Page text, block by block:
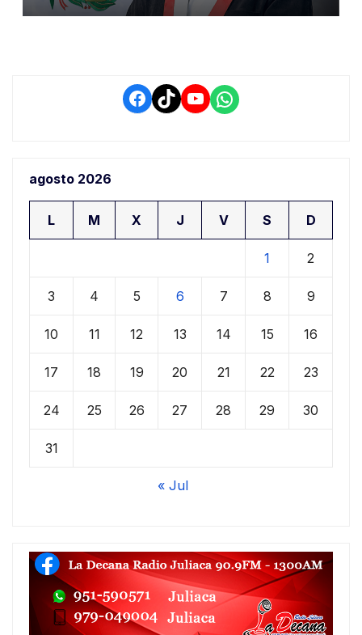
Facebook
TikTokYouTube
WhatsApp
agosto 2026
L M X J V S D
1 2
3 4 5 6 7 8 9
10 11 12 13 14 15 16
17 18 19 20 21 22 23
24 25 26 27 28 29 30
31
« Jul